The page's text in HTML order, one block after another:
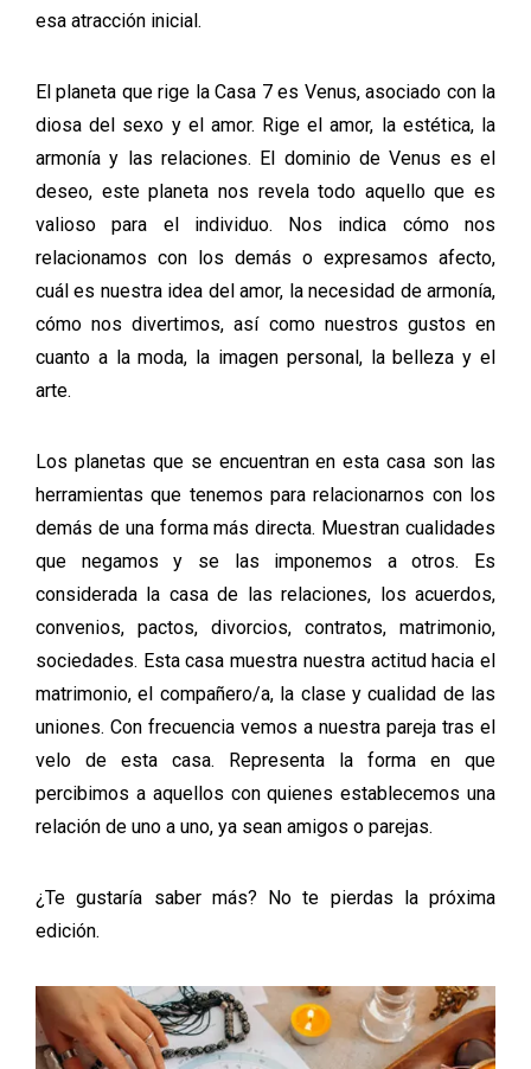
esa atracción inicial.
El planeta que rige la Casa 7 es Venus, asociado con la
diosa del sexo y el amor. Rige el amor, la estética, la
armonía y las relaciones. El dominio de Venus es el
deseo, este planeta nos revela todo aquello que es
valioso para el individuo. Nos indica cómo nos
relacionamos con los demás o expresamos afecto,
cuál es nuestra idea del amor, la necesidad de armonía,
cómo nos divertimos, así como nuestros gustos en
cuanto a la moda, la imagen personal, la belleza y el
arte.
Los planetas que se encuentran en esta casa son las
herramientas que tenemos para relacionarnos con los
demás de una forma más directa. Muestran cualidades
que negamos y se las imponemos a otros. Es
considerada la casa de las relaciones, los acuerdos,
convenios, pactos, divorcios, contratos, matrimonio,
sociedades. Esta casa muestra nuestra actitud hacia el
matrimonio, el compañero/a, la clase y cualidad de las
uniones. Con frecuencia vemos a nuestra pareja tras el
velo de esta casa. Representa la forma en que
percibimos a aquellos con quienes establecemos una
relación de uno a uno, ya sean amigos o parejas.
¿Te gustaría saber más? No te pierdas la próxima
edición.